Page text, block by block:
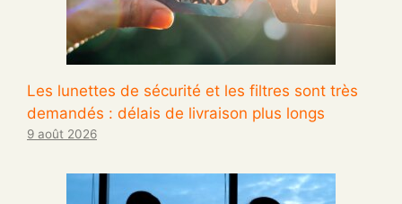
Les lunettes de sécurité et les filtres sont très
demandés : délais de livraison plus longs
9 août 2026